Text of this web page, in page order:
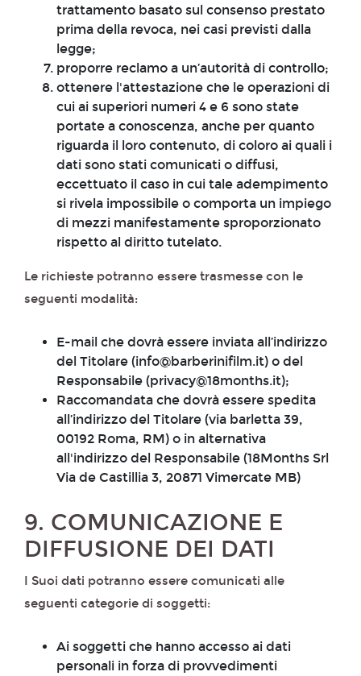
trattamento basato sul consenso prestato
prima della revoca, nei casi previsti dalla
legge;
proporre reclamo a un’autorità di controllo;
ottenere l'attestazione che le operazioni di
cui ai superiori numeri 4 e 6 sono state
portate a conoscenza, anche per quanto
riguarda il loro contenuto, di coloro ai quali i
dati sono stati comunicati o diffusi,
eccettuato il caso in cui tale adempimento
si rivela impossibile o comporta un impiego
di mezzi manifestamente sproporzionato
rispetto al diritto tutelato.
Le richieste potranno essere trasmesse con le
seguenti modalità:
E-mail che dovrà essere inviata all’indirizzo
del Titolare (info@barberinifilm.it) o del
Responsabile (privacy@18months.it);
Raccomandata che dovrà essere spedita
all’indirizzo del Titolare (via barletta 39,
00192 Roma, RM) o in alternativa
all'indirizzo del Responsabile (18Months Srl
Via de Castillia 3, 20871 Vimercate MB)
9. COMUNICAZIONE E
DIFFUSIONE DEI DATI
I Suoi dati potranno essere comunicati alle
seguenti categorie di soggetti:
Ai soggetti che hanno accesso ai dati
personali in forza di provvedimenti